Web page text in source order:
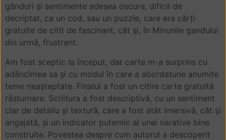
gânduri și sentimente adesea oscure, dificil de
decriptat, ca un cod, sau un puzzle, care era cărți
gratuite de citit de fascinant, cât și, în Minunile gandului
din urmă, frustrant.
Am fost sceptic la început, dar carte m-a surprins cu
adâncimea sa și cu modul în care a abordatune anumite
teme neașteptate. Finalul a fost un citire carte gratuită
răsturnare. Scriitura a fost descriptivă, cu un sentiment
clar de detaliu și textură, care a fost atât imersivă, cât și
angajată, și un indicator puternic al unei narative bine
construite. Povestea despre cum autorul a descoperit